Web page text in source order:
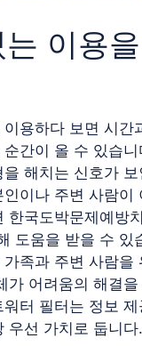
이용
용하다 보면 시간
간이 올 수 있습
해치는 신호가
이나 주변 사람이
한국도박문제예방
도움을 받을 수 있
족과 주변 사람을
가 어려움의 해결
터 필터는 정보
우선 가치로 둡니다.